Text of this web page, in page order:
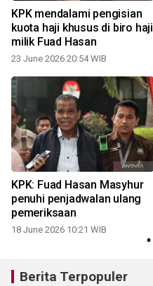
KPK mendalami pengisian
kuota haji khusus di biro haji
milik Fuad Hasan
23 June 2026 20:54 WIB
KPK: Fuad Hasan Masyhur
penuhi penjadwalan ulang
pemeriksaan
18 June 2026 10:21 WIB
Berita Terpopuler